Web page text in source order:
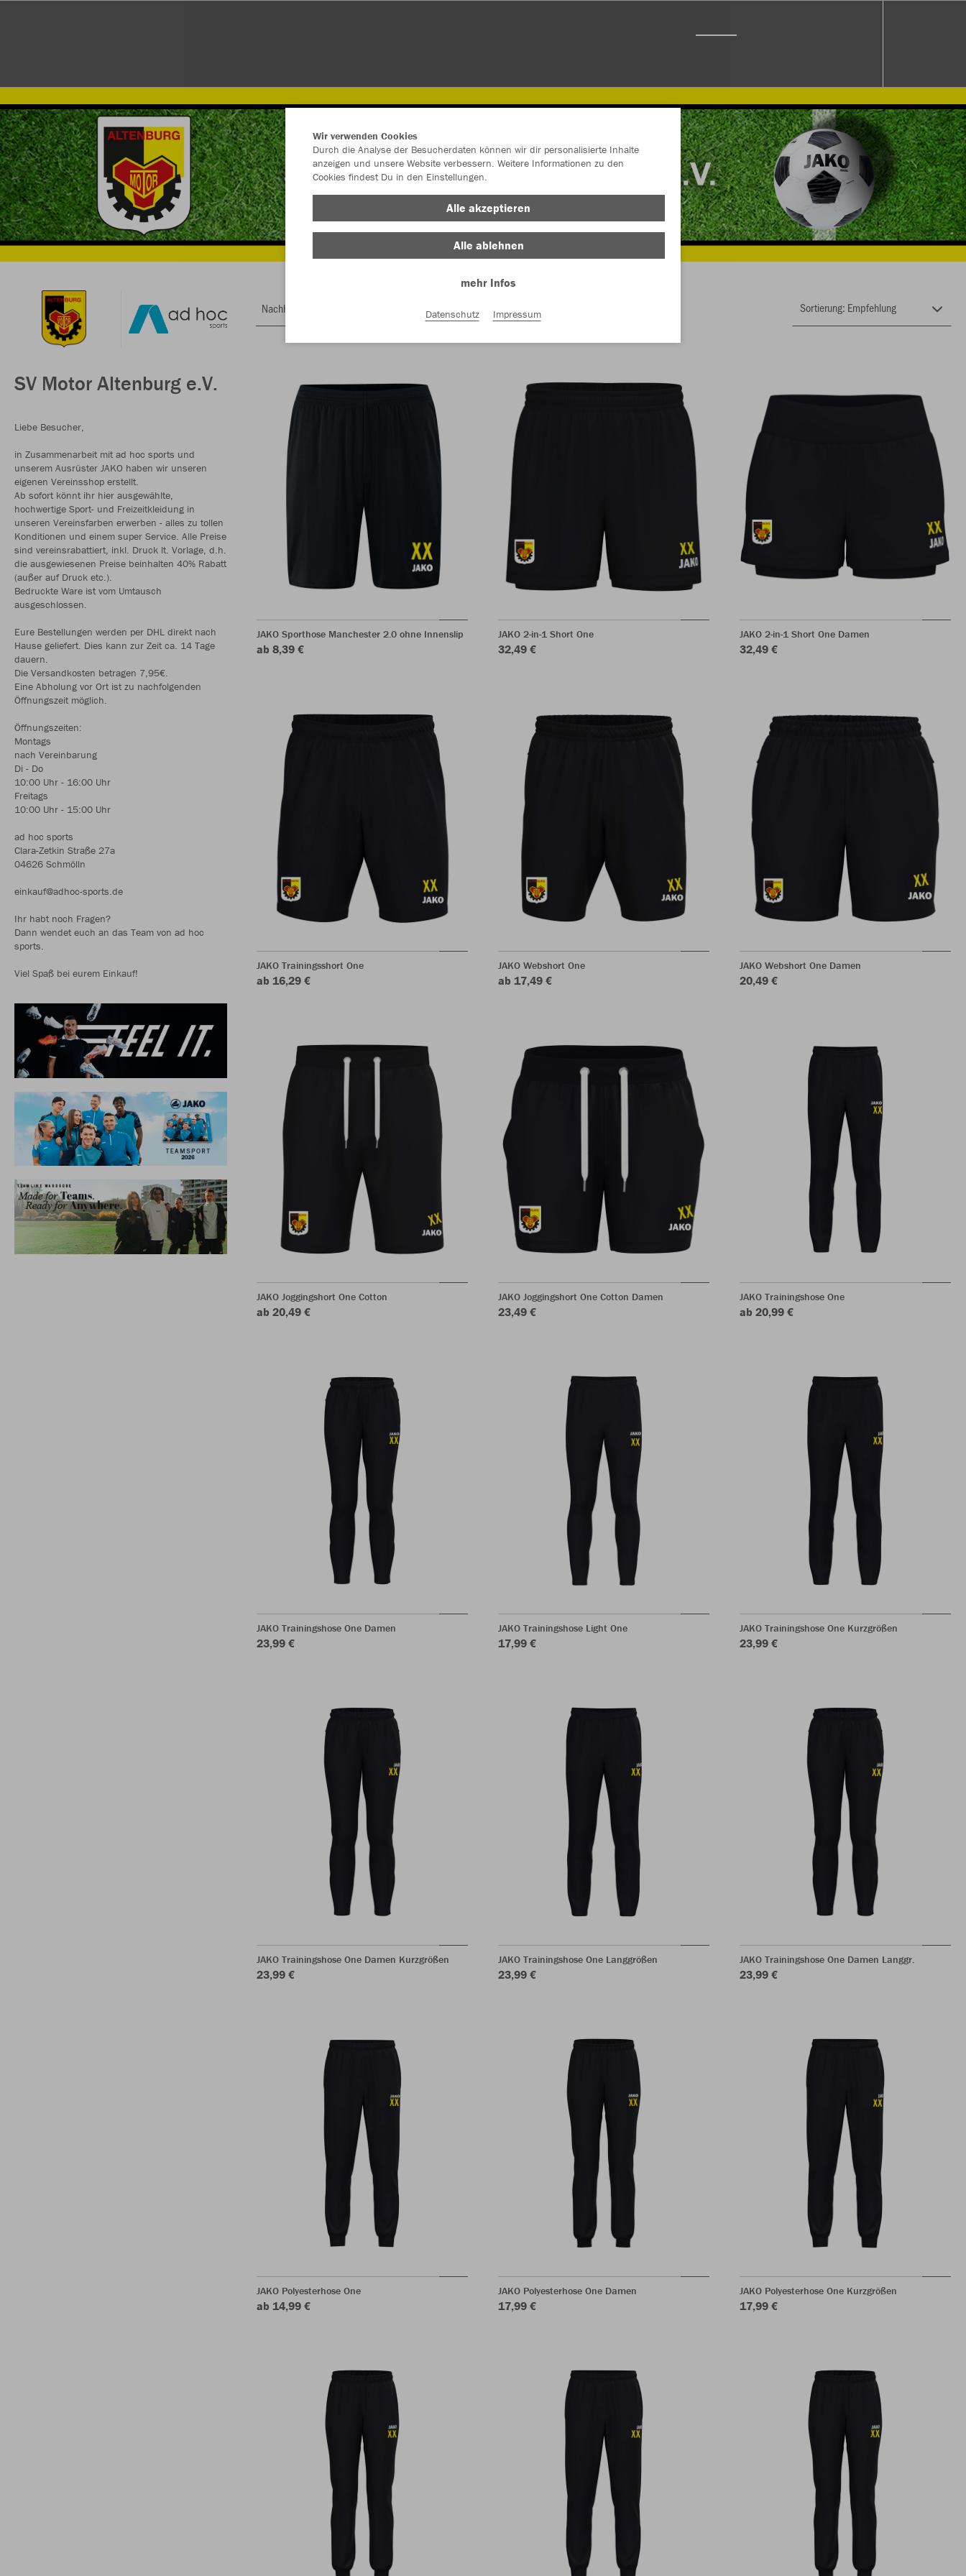
SV Motor Altenburg e.V.
Liebe Besucher,
in Zusammenarbeit mit ad hoc sports und
unserem Ausrüster JAKO haben wir unseren
eigenen Vereinsshop erstellt.
Ab sofort könnt ihr hier ausgewählte,
hochwertige Sport- und Freizeitkleidung in
unseren Vereinsfarben erwerben - alles zu tollen
Konditionen und einem super Service. Alle Preise
sind vereinsrabattiert, inkl. Druck lt. Vorlage, d.h.
die ausgewiesenen Preise beinhalten 40% Rabatt
(außer auf Druck etc.).
Bedruckte Ware ist vom Umtausch
ausgeschlossen.
Eure Bestellungen werden per DHL direkt nach
Hause geliefert. Dies kann zur Zeit ca. 14 Tage
dauern.
Die Versandkosten betragen 7,95€.
Eine Abholung vor Ort ist zu nachfolgenden
Öffnungszeit möglich.
Öffnungszeiten:
Montags
nach Vereinbarung
Di - Do
10:00 Uhr - 16:00 Uhr
Freitags
10:00 Uhr - 15:00 Uhr
ad hoc sports
Clara-Zetkin Straße 27a
04626 Schmölln
einkauf@adhoc-sports.de
Ihr habt noch Fragen?
Dann wendet euch an das Team von ad hoc
sports.
Viel Spaß bei eurem Einkauf!
Nachhaltig
JAKO Sporthose Manchester 2.0 ohne Innenslip
ab 8,39 €
JAKO 2-in-1 Short One
32,49 €
JAKO 2-in-1 Short One Damen
32,49 €
JAKO Trainingsshort One
ab 16,29 €
JAKO Webshort One
ab 17,49 €
JAKO Webshort One Damen
20,49 €
JAKO Joggingshort One Cotton
ab 20,49 €
JAKO Joggingshort One Cotton Damen
23,49 €
JAKO Trainingshose One
ab 20,99 €
JAKO Trainingshose One Damen
23,99 €
JAKO Trainingshose Light One
17,99 €
JAKO Trainingshose One Kurzgrößen
23,99 €
JAKO Trainingshose One Damen Kurzgrößen
23,99 €
JAKO Trainingshose One Langgrößen
23,99 €
JAKO Trainingshose One Damen Langgr.
23,99 €
JAKO Polyesterhose One
ab 14,99 €
JAKO Polyesterhose One Damen
17,99 €
JAKO Polyesterhose One Kurzgrößen
17,99 €
Wir verwenden Cookies
Durch die Analyse der Besucherdaten können wir dir personalisierte Inhalte
anzeigen und unsere Website verbessern. Weitere Informationen zu den
Cookies findest Du in den Einstellungen.
Alle akzeptieren
Alle ablehnen
mehr Infos
Datenschutz Impressum